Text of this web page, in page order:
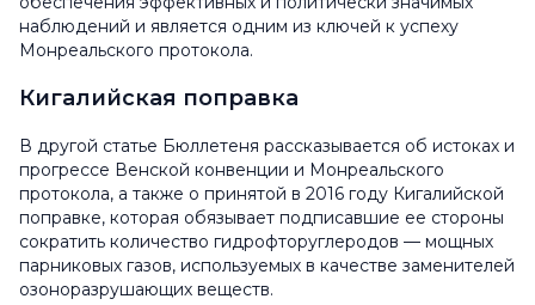
наблюдений и является одним из ключей к успеху
Монреальского протокола.
Кигалийская поправка
В другой статье Бюллетеня рассказывается об истоках и
прогрессе Венской конвенции и Монреальского
протокола, а также о принятой в 2016 году Кигалийской
поправке, которая обязывает подписавшие ее стороны
сократить количество гидрофторуглеродов — мощных
парниковых газов, используемых в качестве заменителей
озоноразрушающих веществ.